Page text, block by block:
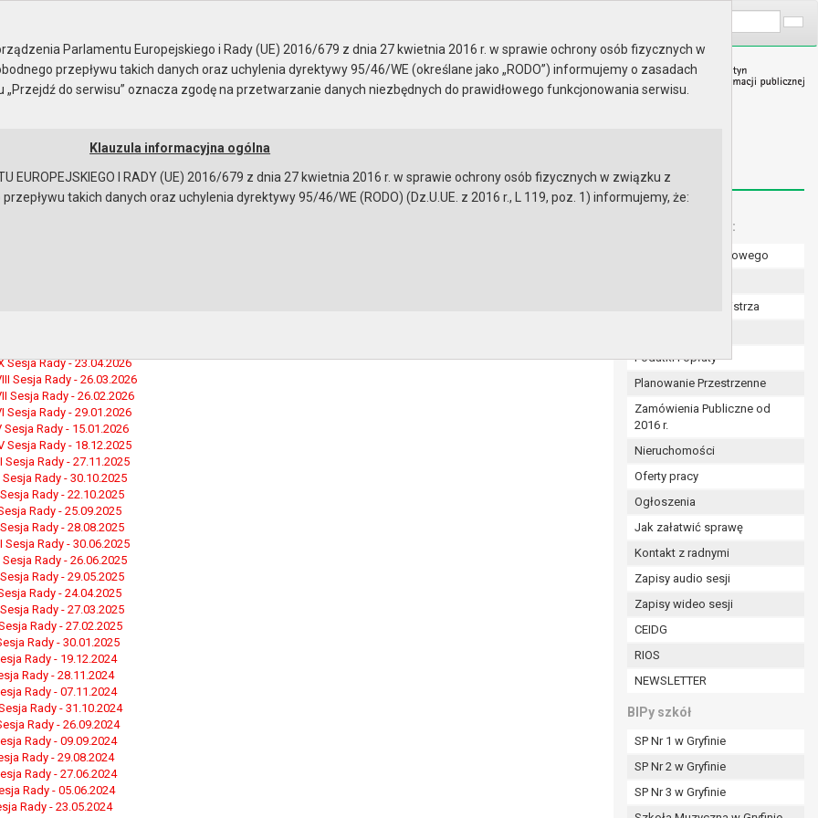
Instrukcja korzystania Dostępność
Miejskiej
Sesja Rady - 23.04.2026
Sesja Rady - 26.03.2026
Sesja Rady - 26.02.2026
Sesja Rady - 29.01.2026
Sesja Rady - 15.01.2026
Sesja Rady - 18.12.2025
Sesja Rady - 27.11.2025
Sesja Rady - 30.10.2025
Rady - 22.10.2025
Rady - 25.09.2025
Rady - 28.08.2025
Sesja Rady - 30.06.2025
Sesja Rady - 26.06.2025
Rady - 29.05.2025
Rady - 24.04.2025
Rady - 27.03.2025
Rady - 27.02.2025
Rady - 30.01.2025
Rady - 19.12.2024
Rady - 28.11.2024
Rady - 07.11.2024
Rady - 31.10.2024
Rady - 26.09.2024
Rady - 09.09.2024
Rady - 29.08.2024
Rady - 27.06.2024
Rady - 05.06.2024
Rady - 23.05.2024
Menu dodatkowe:
Numer konta bankowego
Zarządzenia Burmistrza
Podatki i opłaty
Planowanie Przestrzenne
Zamówienia Publiczne od
2016 r.
Nieruchomości
Oferty pracy
Ogłoszenia
Jak załatwić sprawę
Kontakt z radnymi
Zapisy audio sesji
Zapisy wideo sesji
CEIDG
RIOS
NEWSLETTER
BIPy szkół
SP Nr 1 w Gryfinie
SP Nr 2 w Gryfinie
SP Nr 3 w Gryfinie
Parlamentu Europejskiego i Rady (UE) 2016/679 z dnia 27 kwietnia 2016 r. w sprawie ochrony osób fizycznych w
przepływu takich danych oraz uchylenia dyrektywy 95/46/WE (określane jako „RODO”) informujemy o zasadach
do serwisu” oznacza zgodę na przetwarzanie danych niezbędnych do prawidłowego funkcjonowania serwisu.
Klauzula informacyjna ogólna
EUROPEJSKIEGO I RADY (UE) 2016/679 z dnia 27 kwietnia 2016 r. w sprawie ochrony osób fizycznych w związku z
takich danych oraz uchylenia dyrektywy 95/46/WE (RODO) (Dz.U.UE. z 2016 r., L 119, poz. 1) informujemy, że:
przepisami prawa w celu:
a w szczególności ustawy z dnia 8 marca 1990 r. o samorządzie gminnym (Dz.U. z 2017r., poz. 1875 ze zm.) oraz z
a także obowiązków i zadań zleconych przez instytucje nadrzędne wobec Gminy;
lub innej osoby fizycznej;
lub w ramach sprawowania władzy publicznej powierzonej administratorowi;
są wyłącznie na podstawie wcześniej udzielonej zgody w zakresie i celu określonym w treści zgody.
w pkt. 3, dane osobowe mogą być udostępniane innym upoważnionym odbiorcom lub kategoriom odbiorców danych
administratora na podstawie zawartej z nim umowy powierzenia przetwarzania danych osobowych;
na podstawie odpowiednich przepisów prawa.
niezbędny do realizacji celu dla jakiego zostały zebrane oraz zgodnie z terminami archiwizacji określonymi przez
zgody osoby, której dane dotyczą przetwarzanie odbywa się do czasu wycofania tej zgody.
zawarcia i realizacji umowy przetwarzanie odbywa się przez okres niezbędny do realizacji zawartej umowy, a po tym
dla zabezpieczenia ewentualnych roszczeń, a w przypadku wyrażenia zgody na przetwarzanie danych po zakończeniu i
od momentu pozyskania przechowywane są przez okres wynikający z umowy o dofinansowanie zawartej między
i konieczności zachowania dokumentacji projektu do celów kontrolnych.
osobowych przysługuje Pani/Panu:
ich kopii na podstawie art. 15 RODO;